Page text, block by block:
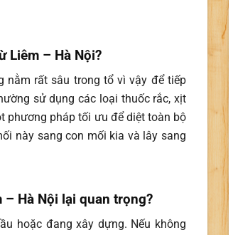
Liêm – Hà Nội?
nằm rất sâu trong tổ vì vậy để tiếp
sử dụng các loại thuốc rắc, xịt
phương pháp tối ưu để diệt toàn bộ
này sang con mối kia và lây sang
Hà Nội lại quan trọng?
hoặc đang xây dựng. Nếu không